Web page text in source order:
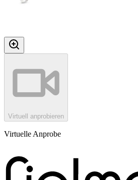
Virtuell anprobieren
Virtuelle Anprobe